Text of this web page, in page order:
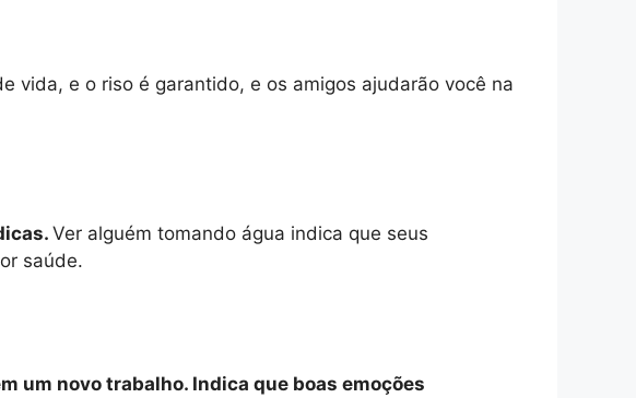
vida, e o riso é garantido, e os amigos ajudarão você na
Ver alguém tomando água indica que seus
saúde.
um novo trabalho. Indica que boas emoções